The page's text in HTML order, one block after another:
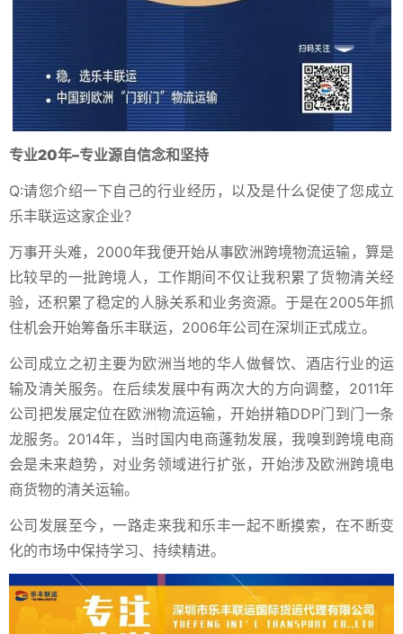
专业20年–专业源自信念和坚持
Q:请您介绍一下自己的行业经历，以及是什么促使了您成立
乐丰联运这家企业？
万事开头难，2000年我便开始从事欧洲跨境物流运输，算是
比较早的一批跨境人，工作期间不仅让我积累了货物清关经
验，还积累了稳定的人脉关系和业务资源。于是在2005年抓
住机会开始筹备乐丰联运，2006年公司在深圳正式成立。
公司成立之初主要为欧洲当地的华人做餐饮、酒店行业的运
输及清关服务。在后续发展中有两次大的方向调整，2011年
公司把发展定位在欧洲物流运输，开始拼箱DDP门到门一条
龙服务。2014年，当时国内电商蓬勃发展，我嗅到跨境电商
会是未来趋势，对业务领域进行扩张，开始涉及欧洲跨境电
商货物的清关运输。
公司发展至今，一路走来我和乐丰一起不断摸索，在不断变
化的市场中保持学习、持续精进。